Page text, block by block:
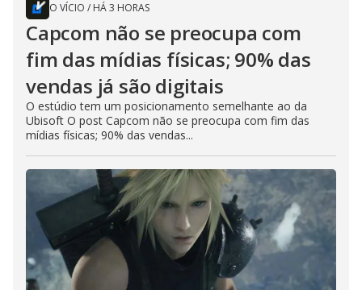
O VÍCIO / HÁ 3 HORAS
Capcom não se preocupa com
fim das mídias físicas; 90% das
vendas já são digitais
O estúdio tem um posicionamento semelhante ao da
Ubisoft O post Capcom não se preocupa com fim das
mídias físicas; 90% das vendas...